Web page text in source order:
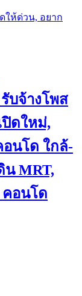
ให้ด่วน, อยาก
รับจ้างโพส
ดใหม่,
นโด ใกล้-
MRT,
อนโด